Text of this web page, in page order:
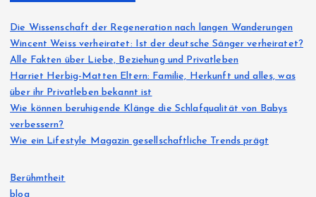
s
p
Die Wissenschaft der Regeneration nach langen Wanderungen
Wincent Weiss verheiratet: Ist der deutsche Sänger verheiratet?
Alle Fakten über Liebe, Beziehung und Privatleben
Harriet Herbig-Matten Eltern: Familie, Herkunft und alles, was
über ihr Privatleben bekannt ist
Wie können beruhigende Klänge die Schlafqualität von Babys
verbessern?
Wie ein Lifestyle Magazin gesellschaftliche Trends prägt
Berühmtheit
blog